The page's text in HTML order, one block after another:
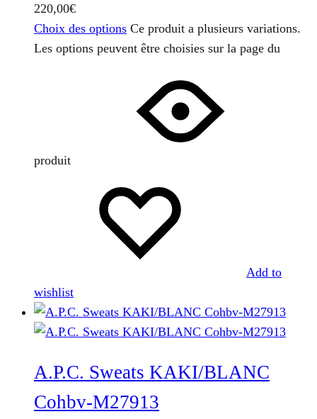
220,00€
Choix des options Ce produit a plusieurs variations.
Les options peuvent être choisies sur la page du
produit
Add to
wishlist
A.P.C. Sweats KAKI/BLANC
Cohbv-M27913